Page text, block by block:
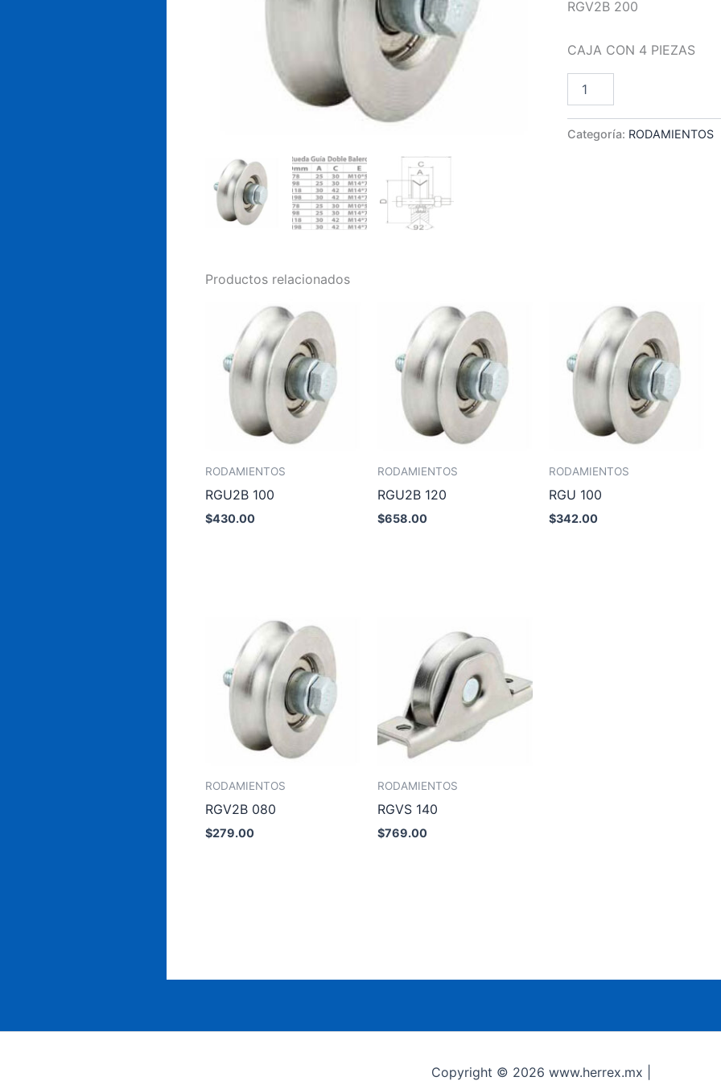
RGV2B 200
CAJA CON 4 PIEZAS
200
Categoría: RODAMIENTOS
Productos relacionados
RODAMIENTOS
RGU2B 100
$430.00
RODAMIENTOS
RGU2B 120
$658.00
RODAMIENTOS
RGU 100
$342.00
RODAMIENTOS
RGV2B 080
$279.00
RODAMIENTOS
RGVS 140
$769.00
Copyright © 2026 www.herrex.mx |